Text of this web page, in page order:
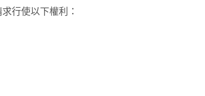
行使以下權利：